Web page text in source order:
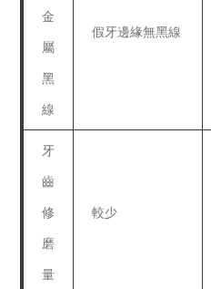
金
屬
黑
線
假牙邊緣無黑線
牙
齒
修
磨
量
較少